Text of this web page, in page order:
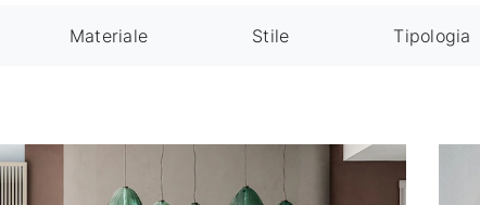
Materiale Stile Tipologia